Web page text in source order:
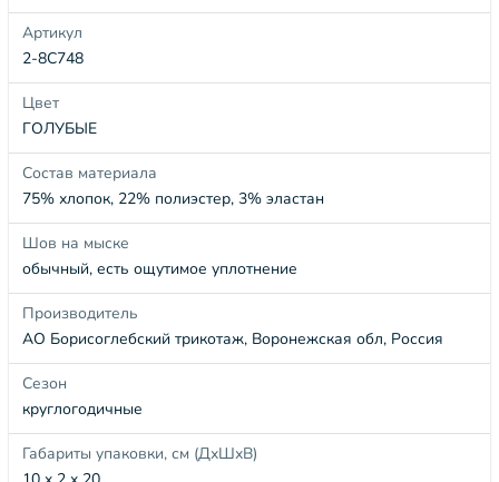
Артикул
2-8С748
Цвет
ГОЛУБЫЕ
Состав материала
75% хлопок, 22% полиэстер, 3% эластан
Шов на мыске
обычный, есть ощутимое уплотнение
Производитель
АО Борисоглебский трикотаж, Воронежская обл, Россия
Сезон
круглогодичные
Габариты упаковки, см (ДхШхВ)